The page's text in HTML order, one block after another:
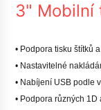
3" Mobilní
• Podpora tisku štítků
• Nastavitelné
• Nabíjení USB podle
• Podpora různých